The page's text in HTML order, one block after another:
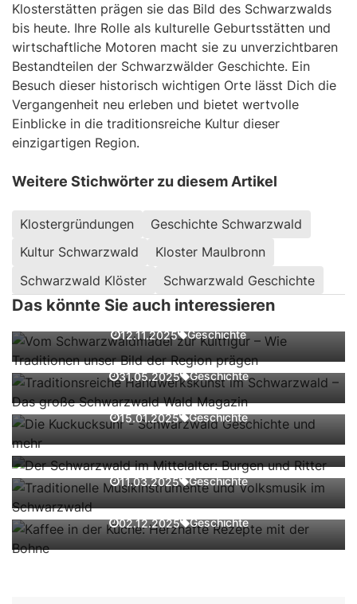
Klosterstätten prägen sie das Bild des Schwarzwalds
bis heute. Ihre Rolle als kulturelle Geburtsstätten und
wirtschaftliche Motoren macht sie zu unverzichtbaren
Bestandteilen der Schwarzwälder Geschichte. Ein
Besuch dieser historisch wichtigen Orte lässt Dich die
Vergangenheit neu erleben und bietet wertvolle
Einblicke in die traditionsreiche Kultur dieser
einzigartigen Region.
Weitere Stichwörter zu diesem Artikel
Klostergründungen
Geschichte Schwarzwald
Kultur Schwarzwald
Kloster Maulbronn
Schwarzwald Klöster
Schwarzwald Geschichte
Das könnte Sie auch interessieren
Vom Schwarzwaldmädel zur Kultfigur –
Wie Traditionen unser Bild der Region
prägen
12.11.2025 Geschichte
Traditionsreiche Handwerkskunst im
Wald Magazin
31.05.2025 Geschichte
Die Kuckucksuhr - Schwarzwald
Geschichte und mehr
15.01.2025 Geschichte
Der Schwarzwald im Mittelalter: Burgen
und Ritter
Traditionelle Musikinstrumente und
Volksmusik im Schwarzwald
11.03.2025 Geschichte
Kaffee in der Küche: Herzhafte Rezepte
mit der Bohne
02.12.2025 Geschichte